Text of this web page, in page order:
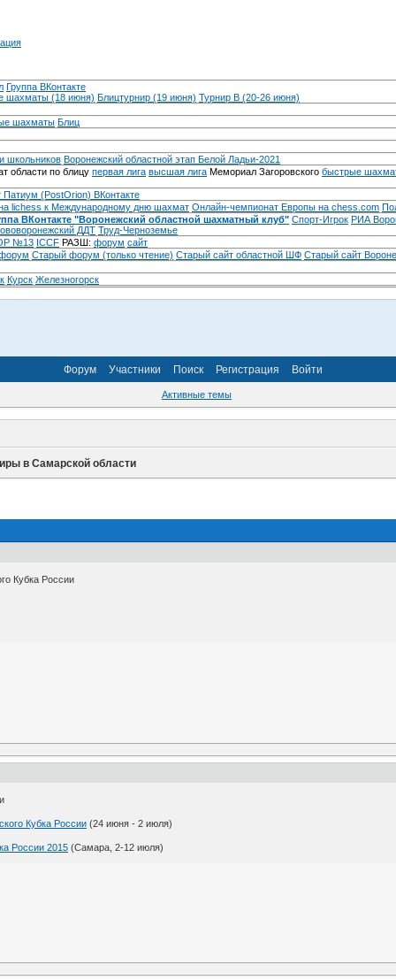
Группа ВКонтакте
шахматы (18 июня) Блицтурнир (19 июня) Турнир B (20-26 июня)
шахматы Блиц
школьников Воронежский областной этап Белой Ладьи-2021
области по блицу первая лига высшая лига Мемориал Загоровского быстрые
Патиум (PostOrion) ВКонтакте
lichess к Международному дню шахмат Онлайн-чемпионат Европы на chess.com
ВКонтакте "Воронежский областной шахматный клуб" Спорт-Игрок РИА
ДДТ Труд-Черноземье
№13 ICCF РАЗШ: форум сайт
Cтарый форум (только чтение) Старый сайт областной ШФ Старый сайт
Курск Железногорск
Форум Участники Поиск Регистрация Войти
Активные темы
в Самарской области
Кубка России
Кубка России (24 июня - 2 июля)
России 2015 (Самара, 2-12 июля)